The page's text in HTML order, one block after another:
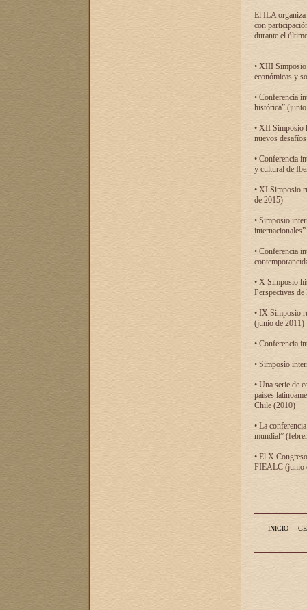
El ILA organiza
con
durante el
• XIII Simposio
económicas y
• Conferencia
histórica”
• XII Simposio
nuevos
• Conferencia
y cultural de
• XI Simposio
de 2015)
• Simposio
• Conferencia
• X Simposio
Perspectivas
• IX Simposio
(junio de 2011)
• Conferencia
• Simposio
• Una serie de
países
Chile (2010)
• La
mundial”
• El X
FIEALC (junio
INICIO